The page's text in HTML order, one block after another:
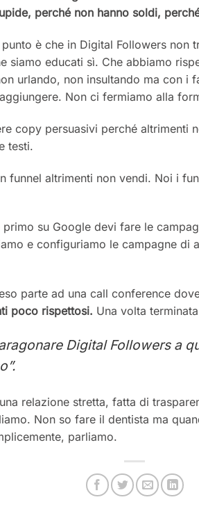
perché non hanno soldi,
è che in Digital Followers non
siamo educati sì. Che abbiamo
urlando, non insultando ma con i
Non ci fermiamo alla
copy persuasivi perché altrimenti
testi.
funnel altrimenti non vendi. Noi i
su Google devi fare le
e configuriamo le campagne di
parte ad una call conference
poco rispettosi. Una volta
Digital Followers a
relazione stretta, fatta di
Non so fare il dentista ma
parliamo.